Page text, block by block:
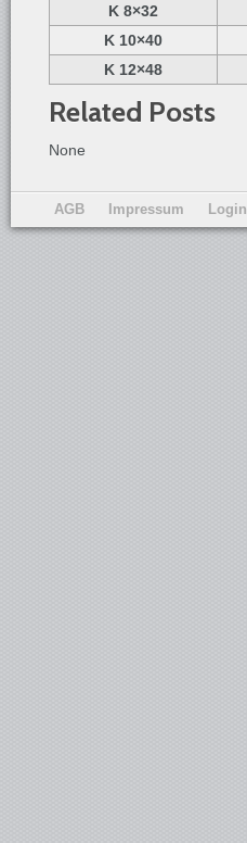
K 8×32
K 10×40
K 12×48
Related Posts
None
AGB Impressum Login